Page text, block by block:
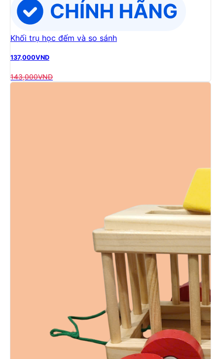
Khối trụ học đếm và so sánh
137,000VND
143,000VND